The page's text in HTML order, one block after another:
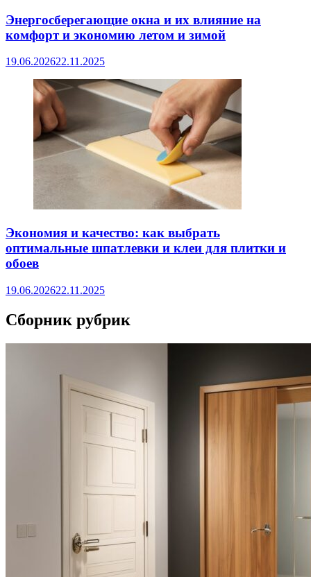
Энергосберегающие окна и их влияние на
комфорт и экономию летом и зимой
19.06.202622.11.2025
Экономия и качество: как выбрать
оптимальные шпатлевки и клеи для плитки и
обоев
19.06.202622.11.2025
Сборник рубрик